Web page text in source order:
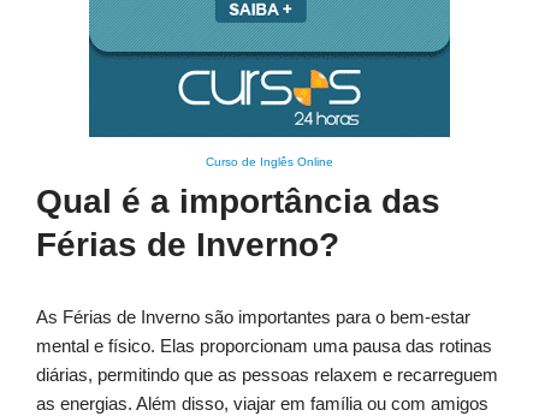
Curso de Inglês Online
Qual é a importância das
Férias de Inverno?
As Férias de Inverno são importantes para o bem-estar
mental e físico. Elas proporcionam uma pausa das rotinas
diárias, permitindo que as pessoas relaxem e recarreguem
as energias. Além disso, viajar em família ou com amigos